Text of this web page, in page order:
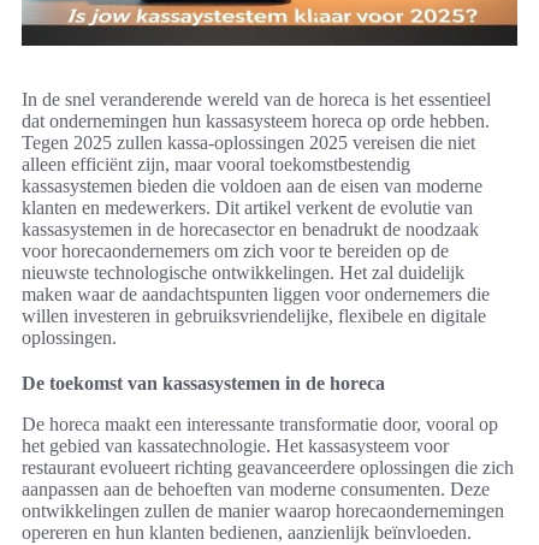
In de snel veranderende wereld van de horeca is het essentieel
dat ondernemingen hun kassasysteem horeca op orde hebben.
Tegen 2025 zullen kassa-oplossingen 2025 vereisen die niet
alleen efficiënt zijn, maar vooral toekomstbestendig
kassasystemen bieden die voldoen aan de eisen van moderne
klanten en medewerkers. Dit artikel verkent de evolutie van
kassasystemen in de horecasector en benadrukt de noodzaak
voor horecaondernemers om zich voor te bereiden op de
nieuwste technologische ontwikkelingen. Het zal duidelijk
maken waar de aandachtspunten liggen voor ondernemers die
willen investeren in gebruiksvriendelijke, flexibele en digitale
oplossingen.
De toekomst van kassasystemen in de horeca
De horeca maakt een interessante transformatie door, vooral op
het gebied van kassatechnologie. Het kassasysteem voor
restaurant evolueert richting geavanceerdere oplossingen die zich
aanpassen aan de behoeften van moderne consumenten. Deze
ontwikkelingen zullen de manier waarop horecaondernemingen
opereren en hun klanten bedienen, aanzienlijk beïnvloeden.